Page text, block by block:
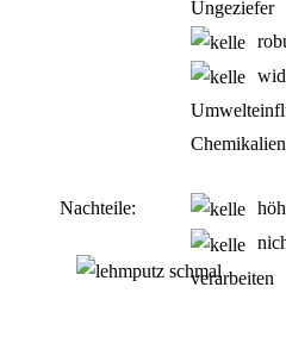
Ungeziefer
Chemikalien
Nachteile:
verarbeiten